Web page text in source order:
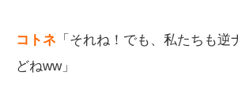
コトネ 「それね！でも、私たちも逆
どねww」